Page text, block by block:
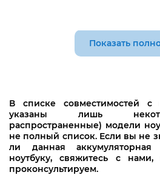
Показать
В списке совместимостей с
указаны лишь
распространенные) модели
не полный список. Если вы не
ли данная
ноутбуку, свяжитесь с
проконсультируем.